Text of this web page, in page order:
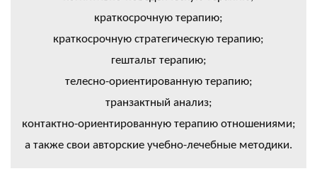
краткосрочную терапию;
краткосрочную стратегическую терапию;
гештальт терапию;
телесно-ориентированную терапию;
транзактный анализ;
контактно-ориентированную терапию отношениями;
а также свои авторские учебно-лечебные методики.